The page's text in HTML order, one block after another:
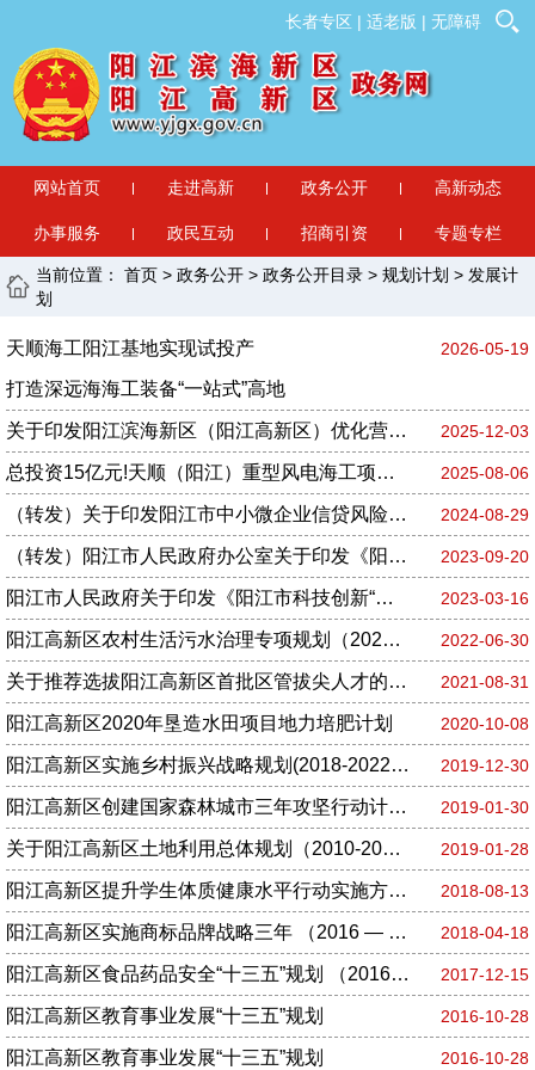
长者专区 | 适老版 | 无障碍
网站首页 走进高新 政务公开 高新动态
办事服务 政民互动 招商引资 专题专栏
当前位置： 首页 > 政务公开 > 政务公开目录 > 规划计划 > 发展计
划
天顺海工阳江基地实现试投产
打造深远海海工装备“一站式”高地
2026-05-19
关于印发阳江滨海新区（阳江高新区）优化营商环境三年行动方案的通知 2025-12-03
总投资15亿元!天顺（阳江）重型风电海工项目预计本月底试投产 2025-08-06
（转发）关于印发阳江市中小微企业信贷风险补偿资金管理办法的通知 2024-08-29
（转发）阳江市人民政府办公室关于印发《阳江市个体工商户转型升级奖励资金实施办法》的通知（阳府办〔2023〕8号） 2023-09-20
阳江市人民政府关于印发《阳江市科技创新“十四五”规划》的通知 2023-03-16
阳江高新区农村生活污水治理专项规划（2021-2025年） 2022-06-30
关于推荐选拔阳江高新区首批区管拔尖人才的通知 2021-08-31
阳江高新区2020年垦造水田项目地力培肥计划 2020-10-08
阳江高新区实施乡村振兴战略规划(2018-2022年) 2019-12-30
阳江高新区创建国家森林城市三年攻坚行动计划（2017—2019年） 2019-01-30
关于阳江高新区土地利用总体规划（2010-2020年）有条件建设区使用方案（阳江高新区海上风电装备制造基地项目）的公告 2019-01-28
阳江高新区提升学生体质健康水平行动实施方案 （2018—2020年） 2018-08-13
阳江高新区实施商标品牌战略三年 （2016 — 2018年）发展规划 （2017年12月修订） 2018-04-18
阳江高新区食品药品安全“十三五”规划 （2016—2020年） 2017-12-15
阳江高新区教育事业发展“十三五”规划 2016-10-28
阳江高新区教育事业发展“十三五”规划 2016-10-28